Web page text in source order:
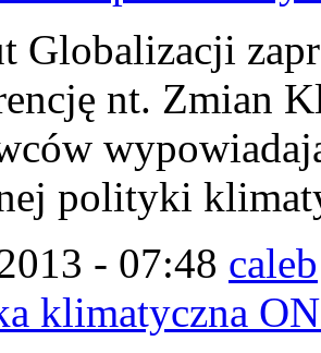
Globalizacji
nt. Zmian
polityki
- 07:48 caleb
klimatyczna